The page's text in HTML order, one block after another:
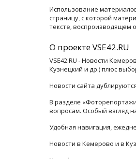
Использование
страницу, с которой
тексте, воспроизводящем
О проекте VSE42.RU
VSE42.RU - Новости
Кузнецкий и др.) плюс
Новости сайта
В разделе
вопросам. Особый взгляд
Удобная навигация,
Новости в Кемерово и в